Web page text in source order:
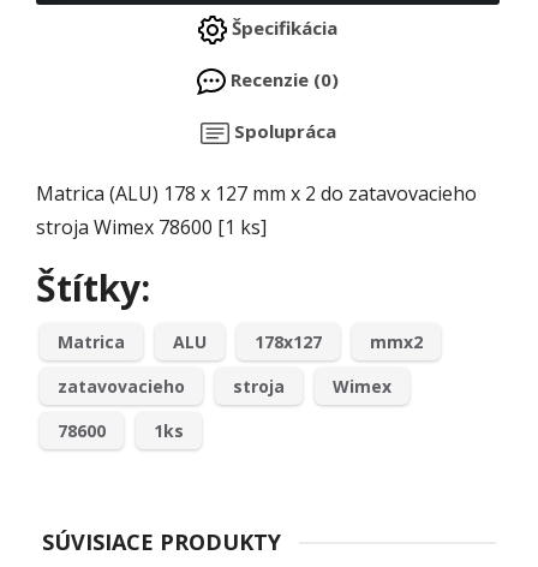
Špecifikácia
Recenzie (0)
Spolupráca
Matrica (ALU) 178 x 127 mm x 2 do zatavovacieho
stroja Wimex 78600 [1 ks]
Štítky:
Matrica ALU 178x127
mmx2
zatavovacieho
stroja
Wimex
78600
1ks
SÚVISIACE PRODUKTY